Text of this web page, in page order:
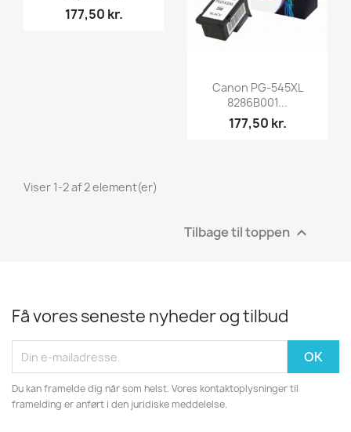
177,50 kr.
Vis her
Canon PG-545XL
8286B001...
177,50 kr.
Viser 1-2 af 2 element(er)
Tilbage til toppen 
Få vores seneste nyheder og tilbud
Du kan framelde dig når som helst. Vores kontaktoplysninger til
framelding er anført i den juridiske meddelelse.